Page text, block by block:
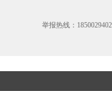
举报热线：